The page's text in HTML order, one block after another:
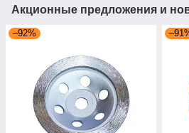
Акционные предложения и
–92%